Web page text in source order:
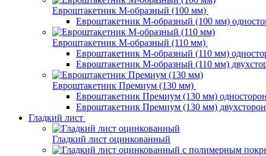
Евроштакетник М-образный (100 мм)
Евроштакетник М-образный (100 мм)
Евроштакетник М-образный (110 мм)
Евроштакетник М-образный (110 мм)
Евроштакетник М-образный (110 мм)
Евроштакетник Премиум (130 мм)
Евроштакетник Премиум (130 мм)
Евроштакетник Премиум (130 мм)
Гладкий лист
Гладкий лист оцинкованный